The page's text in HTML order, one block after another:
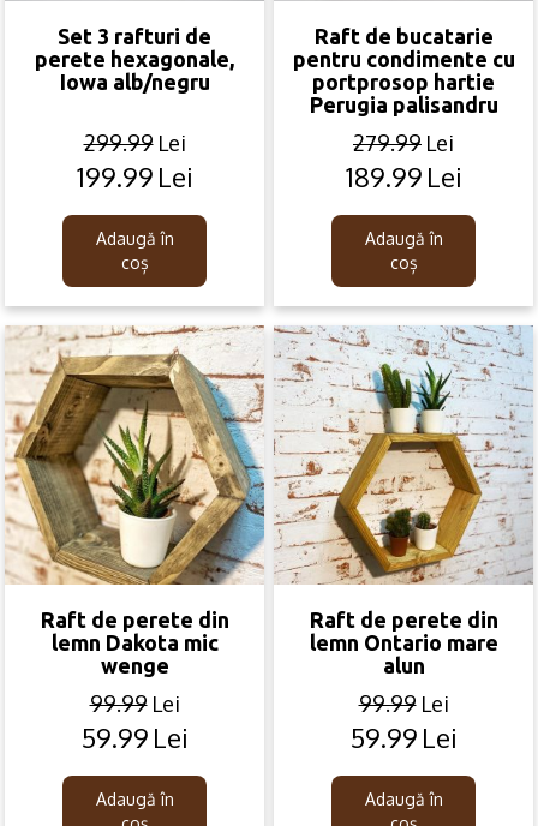
Set 3 rafturi de
perete hexagonale,
Iowa alb/negru
299.99 Lei
Original
was:
299.99lei.
199.99 Lei
Current
is:
199.99lei.
Adaugă în
coș
Raft de bucatarie
pentru condimente cu
portprosop hartie
Perugia palisandru
279.99 Lei
Original
was:
279.99lei.
189.99 Lei
Current
is:
189.99lei.
Adaugă în
coș
Raft de perete din
lemn Dakota mic
wenge
99.99 Lei
Original
was:
59.99 Lei
Current
is:
Adaugă în
Raft de perete din
lemn Ontario mare
alun
99.99 Lei
Original
was:
59.99 Lei
Current
is:
Adaugă în